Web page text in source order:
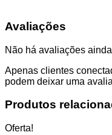
Avaliações
Não há avaliações
Apenas clientes
podem deixar uma
Produtos
Oferta!